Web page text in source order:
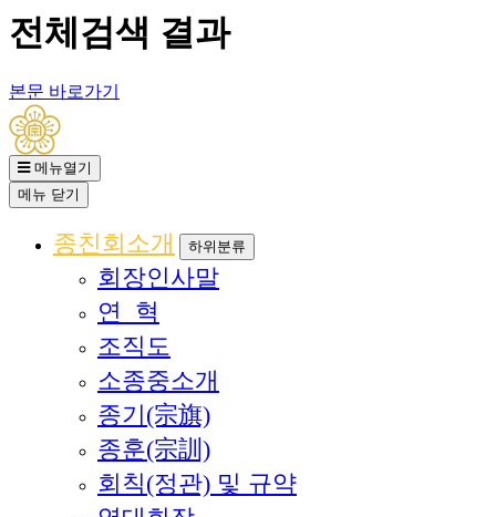
전체검색 결과
본문 바로가기
메뉴열기
메뉴 닫기
종친회소개 하위분류
회장인사말
연 혁
조직도
소종중소개
종기(宗旗)
종훈(宗訓)
회칙(정관) 및 규약